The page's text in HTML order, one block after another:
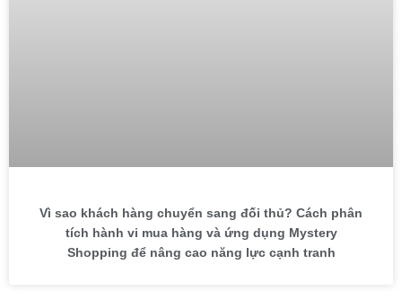
Vì sao khách hàng chuyển sang đối thủ? Cách phân
tích hành vi mua hàng và ứng dụng Mystery
Shopping để nâng cao năng lực cạnh tranh